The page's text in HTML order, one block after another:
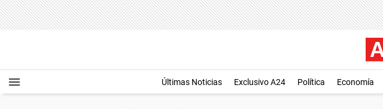
Últimas Noticias Exclusivo A24 Política Economía